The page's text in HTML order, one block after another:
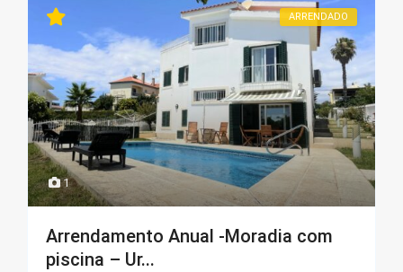
1
ARRENDADO
Arrendamento Anual -Moradia com
piscina – Ur...